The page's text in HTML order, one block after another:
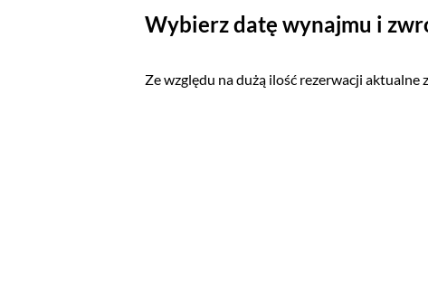
Wybierz datę wynajmu i
Ze względu na dużą ilość rezerwacji